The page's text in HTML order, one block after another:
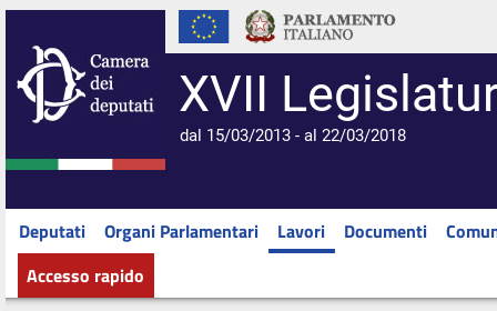
XVII
dal 15/03/2013 - al 22/03/2018
Deputati Organi Parlamentari Lavori Documenti
Accesso rapido